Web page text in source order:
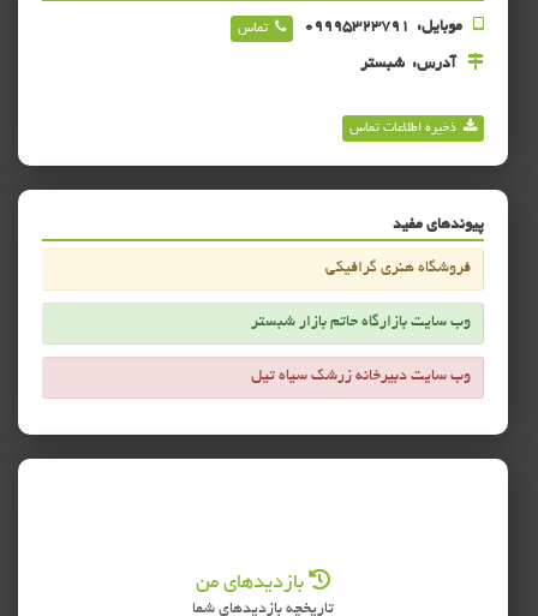
موبایل: تماس
آدرس: شبستر
ذخیره اطلاعات تماس
پیوندهای مفید
فروشگاه هنری گرافیکی
وب سایت بازارگاه حاتم بازار شبستر
وب سایت دبیرخانه زرشک سیاه تیل
بازدیدهای من
تاریخچه بازدیدهای شما